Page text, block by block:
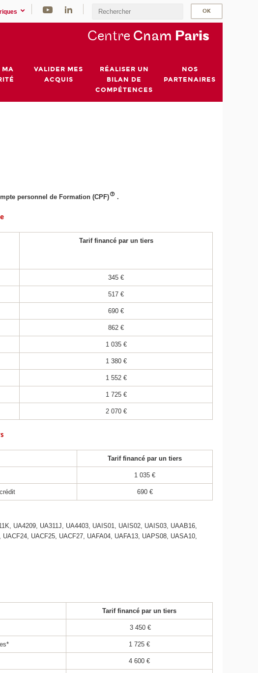
Centre Cnam Paris
MA
VALIDER MES
ACQUIS
RÉALISER UN
BILAN DE
COMPÉTENCES
NOS
PARTENAIRES
personnel de Formation (CPF) .
Tarif financé par un tiers
345 €
517 €
690 €
862 €
1 035 €
1 380 €
1 552 €
1 725 €
2 070 €
Tarif financé par un tiers
1 035 €
690 €
UA4209, UA311J, UA4403, UAIS01, UAIS02, UAIS03, UAAB16,
UACF25, UACF27, UAFA04, UAFA13, UAPS08, UASA10,
Tarif financé par un tiers
3 450 €
1 725 €
4 600 €